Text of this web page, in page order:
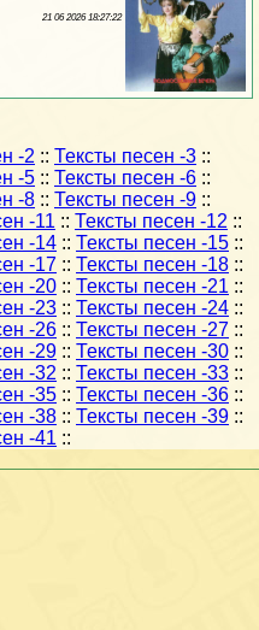
21 06 2026 18:27:22
-2 :: Тексты песен -3 ::
-5 :: Тексты песен -6 ::
-8 :: Тексты песен -9 ::
-11 :: Тексты песен -12 ::
-14 :: Тексты песен -15 ::
-17 :: Тексты песен -18 ::
-20 :: Тексты песен -21 ::
-23 :: Тексты песен -24 ::
-26 :: Тексты песен -27 ::
-29 :: Тексты песен -30 ::
-32 :: Тексты песен -33 ::
-35 :: Тексты песен -36 ::
-38 :: Тексты песен -39 ::
-41 ::